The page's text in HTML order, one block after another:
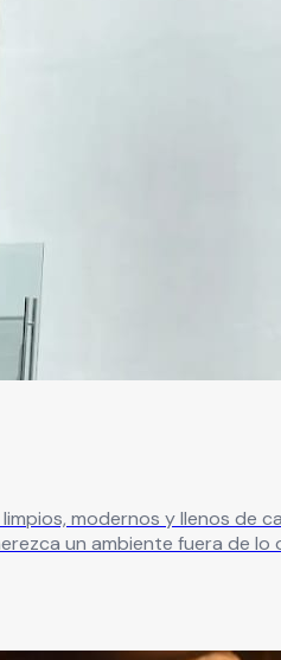
modernos y llenos
un ambiente fuera de lo